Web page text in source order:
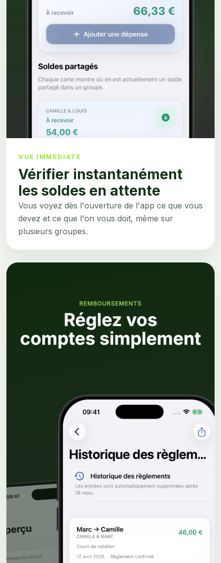
VUE IMMÉDIATE
Vérifier instantanément
les soldes en attente
Vous voyez dès l'ouverture de l'app ce que vous
devez et ce que l'on vous doit, même sur
plusieurs groupes.